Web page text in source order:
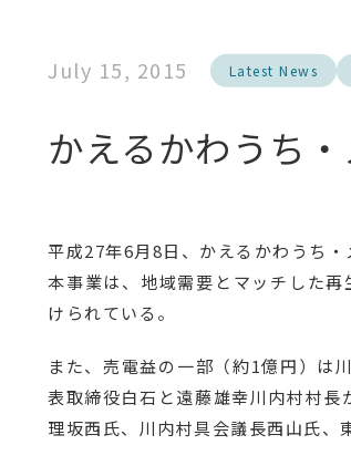
July 15, 2015 Latest News
かえるかわうち
平成27年6月8日、かえるかわうち・
本事業は、地域需要とマッチした
けられている。
また、売電益の一部（約1億円）は
表取締役白石と遠藤雄幸川内村村
理坂西氏、川内村具会議長西山氏、